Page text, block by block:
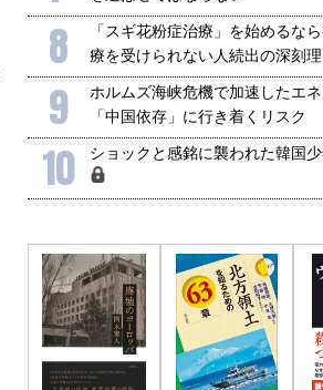
8
「スギ花粉症治療」を始めるな
療を受けられない人続出の深刻
9
ホルムズ海峡危機で加速したエ
「中国依存」に行き着くリスク
10 ショックと感銘に襲われた韓国